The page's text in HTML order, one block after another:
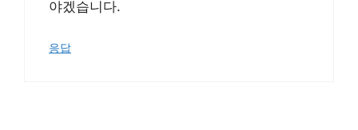
야겠습니다.
응답